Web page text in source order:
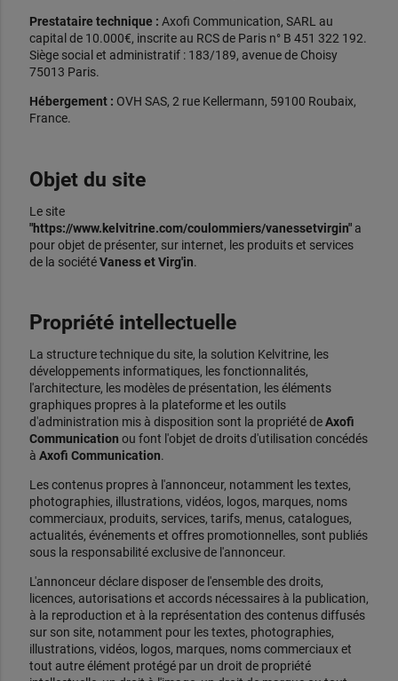
Prestataire technique : Axofi Communication, SARL au
capital de 10.000€, inscrite au RCS de Paris n° B 451 322 192.
Siège social et administratif : 183/189, avenue de Choisy
75013 Paris.
Hébergement : OVH SAS, 2 rue Kellermann, 59100 Roubaix,
France.
Objet du site
Le site
"https://www.kelvitrine.com/coulommiers/vanessetvirgin"a
pour objet de présenter, sur internet, les produits et services
de la sociétéVaness et Virg'in.
Propriété intellectuelle
La structure technique du site, la solution Kelvitrine, les
développements informatiques, les fonctionnalités,
l'architecture, les modèles de présentation, les éléments
graphiques propres à la plateforme et les outils
d'administration mis à disposition sont la propriété deAxofi
Communication ou font l'objet de droits d'utilisation concédés
à Axofi Communication.
Les contenus propres à l'annonceur, notamment les textes,
photographies, illustrations, vidéos, logos, marques, noms
commerciaux, produits, services, tarifs, menus, catalogues,
actualités, événements et offres promotionnelles, sont publiés
sous la responsabilité exclusive de l'annonceur.
L'annonceur déclare disposer de l'ensemble des droits,
licences, autorisations et accords nécessaires à la publication,
à la reproduction et à la représentation des contenus diffusés
sur son site, notamment pour les textes, photographies,
illustrations, vidéos, logos, marques, noms commerciaux et
tout autre élément protégé par un droit de propriété